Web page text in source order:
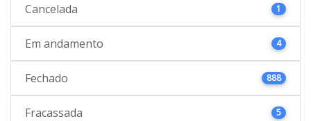
Cancelada 1
Em andamento 4
Fechado 888
Fracassada 5